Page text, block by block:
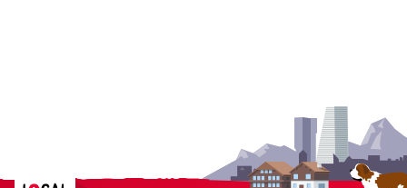
Localcities